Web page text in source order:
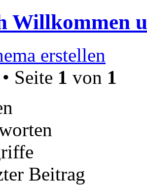
Willkommen
erstellen
Seite 1 von 1
Beitrag